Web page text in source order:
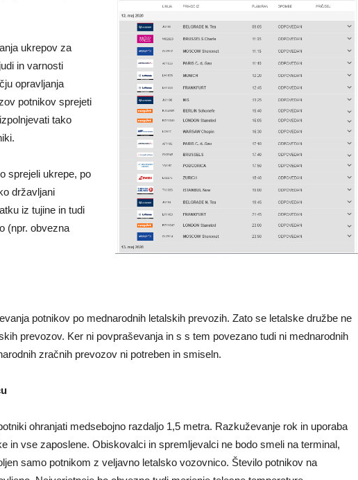
ukrepov za
in varnosti
opravljanja
potnikov sprejeti
tako
sprejeli ukrepe, po
državljani
iz tujine in tudi
(npr. obvezna
potnikov po mednarodnih letalskih prevozih. Zato se letalske družbe ne
prevozov. Ker ni povpraševanja in s s tem povezano tudi ni mednarodnih
zračnih prevozov ni potreben in smiseln.
ohranjati medsebojno razdaljo 1,5 metra. Razkuževanje rok in uporaba
in vse zaposlene. Obiskovalci in spremljevalci ne bodo smeli na terminal,
samo potnikom z veljavno letalsko vozovnico. Število potnikov na